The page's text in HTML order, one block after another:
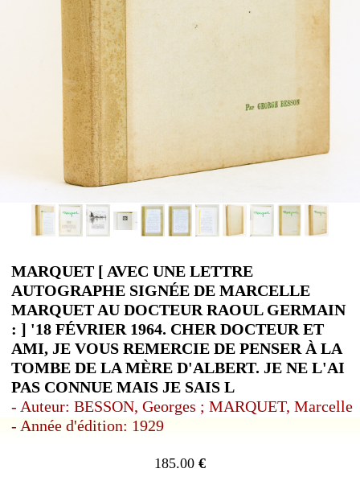
MARQUET [ AVEC UNE LETTRE
AUTOGRAPHE SIGNÉE DE MARCELLE
MARQUET AU DOCTEUR RAOUL GERMAIN
: ] '18 FÉVRIER 1964. CHER DOCTEUR ET
AMI, JE VOUS REMERCIE DE PENSER À LA
TOMBE DE LA MÈRE D'ALBERT. JE NE L'AI
PAS CONNUE MAIS JE SAIS L
- Auteur: BESSON, Georges ; MARQUET, Marcelle
- Année d'édition: 1929
185.00 €